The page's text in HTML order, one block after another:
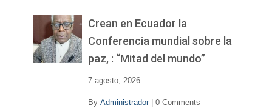
Crean en Ecuador la
Conferencia mundial sobre la
paz, : “Mitad del mundo”
7 agosto, 2026
By Administrador 0 Comments